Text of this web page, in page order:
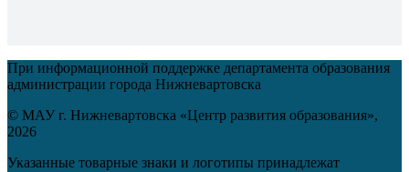
При информационной поддержке департамента образования
администрации города Нижневартовска
© МАУ г. Нижневартовска «Центр развития образования»,
2026
Указанные товарные знаки и логотипы принадлежат